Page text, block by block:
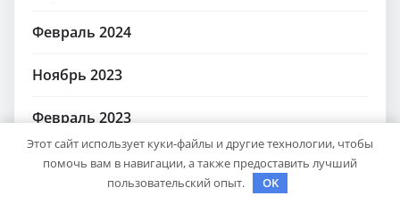
Февраль 2024
Ноябрь 2023
Февраль 2023
Январь 2023
Этот сайт использует куки-файлы и другие технологии, чтобы
помочь вам в навигации, а также предоставить лучший
пользовательский опыт.
OK